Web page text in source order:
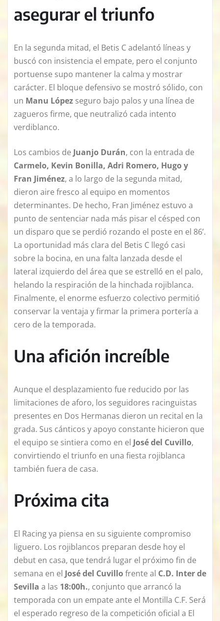
asegurar el triunfo
En la segunda mitad, el Betis C adelantó líneas y
buscó con insistencia el empate, pero el conjunto
portuense supo mantener la calma y mostrar
carácter. El bloque defensivo se mostró sólido, con
un Manu López seguro bajo palos y una línea de
zagueros firme, que neutralizó cada intento
verdiblanco.
Los cambios de Juanjo Durán, con la entrada de
Carmelo, Kevin Bonilla, Adri Romero, Hugo y
Fran Jiménez, a lo largo de la segunda mitad,
dieron aire fresco al equipo en momentos
determinantes. De hecho, Fran Jiménez estuvo a
punto de sentenciar nada más pisar el césped con
un disparo que se perdió rozando el poste en el 86’.
La oportunidad más clara del Betis C llegó casi
sobre la bocina, en una falta lanzada desde el
lateral izquierdo del área que se estrelló en el palo,
helando la respiración de la hinchada rojiblanca.
Finalmente, el enorme esfuerzo colectivo permitió
conservar la ventaja y firmar la primera portería a
cero de la temporada.
Una afición increíble
Aunque el desplazamiento fue reducido por las
limitaciones de aforo, los seguidores racinguistas
presentes en Dos Hermanas dieron un recital en la
grada. Sus cánticos y apoyo constante hicieron que
el equipo se sintiera como en el José del Cuvillo,
convirtiendo el triunfo en una fiesta rojiblanca
también fuera de casa.
Próxima cita
El Racing ya piensa en su siguiente compromiso
liguero. Los rojiblancos preparan desde hoy el
debut en casa, que tendrá lugar el próximo fin de
semana en el José del Cuvillo frente al C.D. Inter de
Sevilla a las 18:00h., conjunto que arrancó la
temporada con un empate ante el Montilla C.F. Será
el esperado regreso de la competición oficial a El